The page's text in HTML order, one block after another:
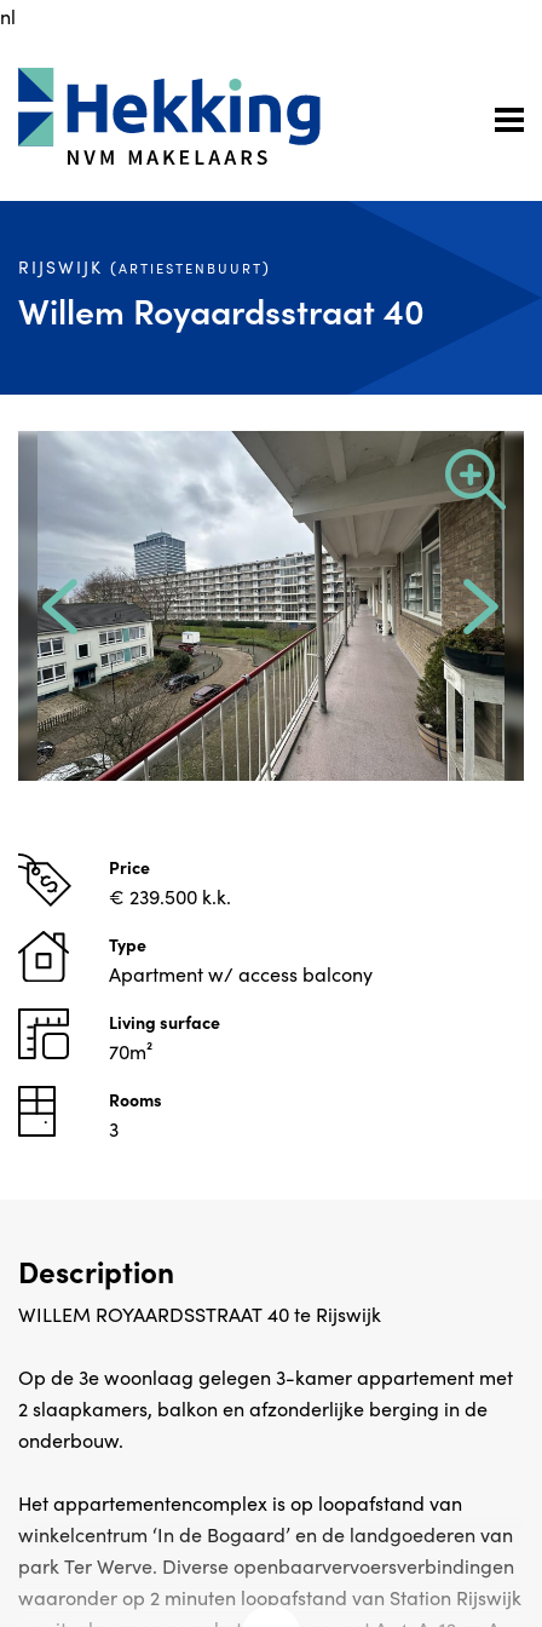
nl
RIJSWIJK (ARTIESTENBUURT)
Willem Royaardsstraat 40
Price
€ 239.500 k.k.
Type
Apartment w/ access balcony
Living surface
70m²
Rooms
3
Description
WILLEM ROYAARDSSTRAAT 40 te Rijswijk
Op de 3e woonlaag gelegen 3-kamer appartement met
2 slaapkamers, balkon en afzonderlijke berging in de
onderbouw.
Het appartementencomplex is op loopafstand van
winkelcentrum ‘In de Bogaard’ en de landgoederen van
park Ter Werve. Diverse openbaarvervoersverbindingen
waaronder op 2 minuten loopafstand van Station Rijswijk